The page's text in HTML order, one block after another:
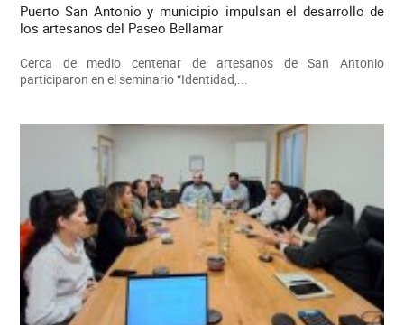
Puerto San Antonio y municipio impulsan el desarrollo de
los artesanos del Paseo Bellamar
Cerca de medio centenar de artesanos de San Antonio
participaron en el seminario “Identidad,...